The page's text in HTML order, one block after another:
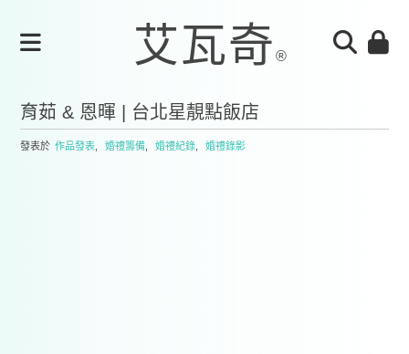
育茹 & 恩暉 | 台北星靚點飯店
發表於 作品發表 婚禮籌備 婚禮紀錄 婚禮錄影